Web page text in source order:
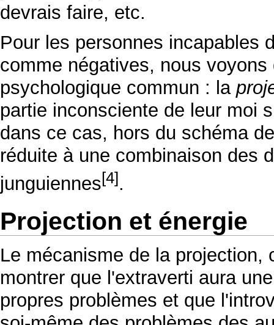
devrais faire, etc.
Pour les personnes incapables
comme négatives, nous
psychologique commun : la
partie inconsciente de leur moi
dans ce cas, hors du schéma
réduite à une combinaison des
junguiennes[4].
Projection et énergie
Le mécanisme de la projection,
montrer que l'extraverti aura
propres problèmes et que